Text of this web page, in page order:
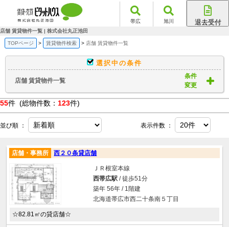
帯広 旭川 退去受付
店舗 賃貸物件一覧 | 株式会社丸正池田
TOPページ 賃貸物件検索 店舗 賃貸物件一覧
選択中の条件
店舗 賃貸物件一覧
条件
変更
55件 (総物件数： 123件)
並び順 ： 表示件数 ：
店舗・事務所 西２０条貸店舗
ＪＲ根室本線
西帯広駅/ 徒歩51分
築年 56年 / 1階建
北海道帯広市西二十条南５丁目
☆82.81㎡の貸店舗☆